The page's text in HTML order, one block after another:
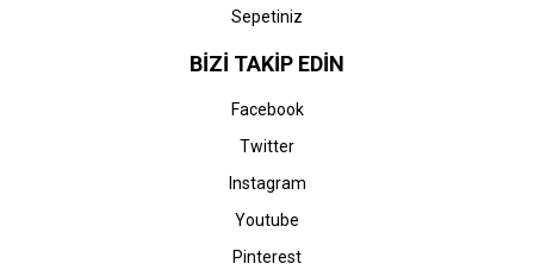
Sepetiniz
BİZİ TAKİP EDİN
Facebook
Twitter
Instagram
Youtube
Pinterest